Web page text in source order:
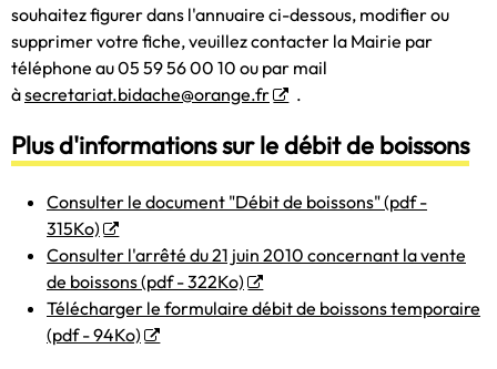
souhaitez figurer dans l'annuaire ci-dessous, modifier ou
supprimer votre fiche, veuillez contacter la Mairie par
téléphone au 05 59 56 00 10 ou par mail
àsecretariat.bidache@orange.fr .
Plus d'informations sur le débit de boissons
Consulter le document "Débit de boissons" (pdf -
315Ko)
Consulter l'arrêté du 21 juin 2010 concernant la vente
de boissons (pdf - 322Ko)
Télécharger le formulaire débit de boissons temporaire
(pdf - 94Ko)